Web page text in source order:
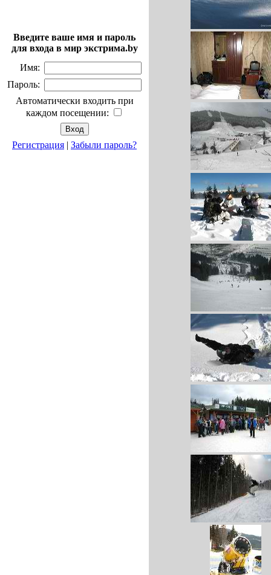
Введите ваше имя и пароль
для входа в мир экстрима.by
Имя:
Пароль:
Автоматически входить при
каждом посещении:
Регистрация | Забыли пароль?